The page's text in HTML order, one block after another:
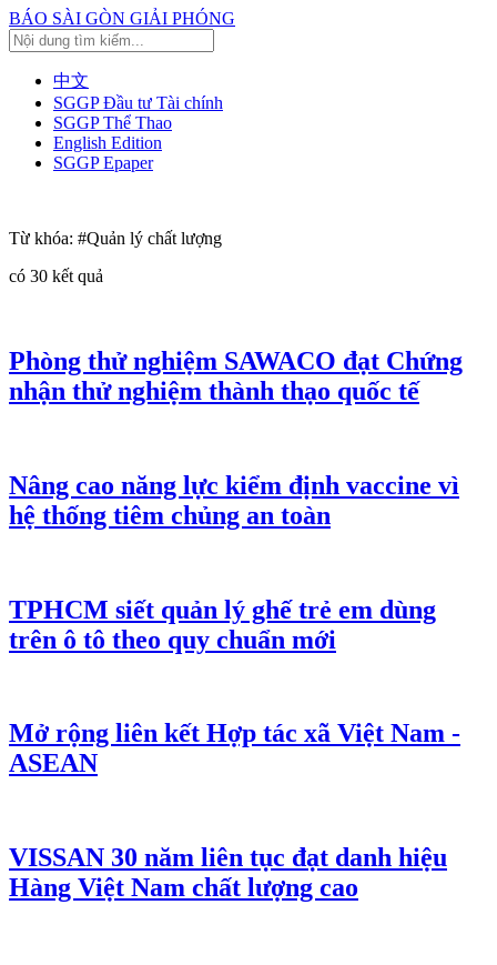
BÁO SÀI GÒN GIẢI PHÓNG
中文
SGGP Đầu tư Tài chính
SGGP Thể Thao
English Edition
SGGP Epaper
Từ khóa: #Quản lý chất lượng
có 30 kết quả
Phòng thử nghiệm SAWACO đạt Chứng
nhận thử nghiệm thành thạo quốc tế
Nâng cao năng lực kiểm định vaccine vì
hệ thống tiêm chủng an toàn
TPHCM siết quản lý ghế trẻ em dùng
trên ô tô theo quy chuẩn mới
Mở rộng liên kết Hợp tác xã Việt Nam -
ASEAN
VISSAN 30 năm liên tục đạt danh hiệu
Hàng Việt Nam chất lượng cao